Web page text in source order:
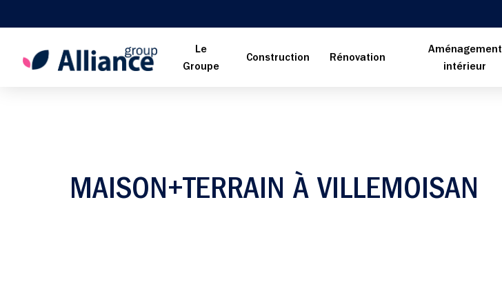
Le
Groupe
Construction Rénovation
Aménagement
intérieur
MAISON+TERRAIN À VILLEMOISAN